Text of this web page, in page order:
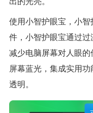
使用小智护眼宝，小
件，小智护眼宝通过
减少电脑屏幕对人眼
屏幕蓝光，集成实用
透明。